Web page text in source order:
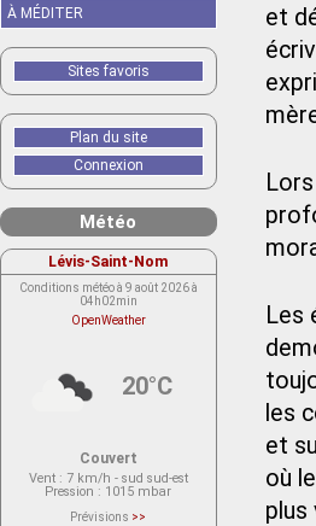
et
Les
les
et
où
plus
À MÉDITER
Sites favoris
Plan du site
Connexion
Météo
Lévis-Saint-Nom
Conditions météo à 9 août 2026 à
04h02min
OpenWeather
20°C
Couvert
Vent : 7 km/h - sud sud-est
Pression : 1015 mbar
Prévisions >>